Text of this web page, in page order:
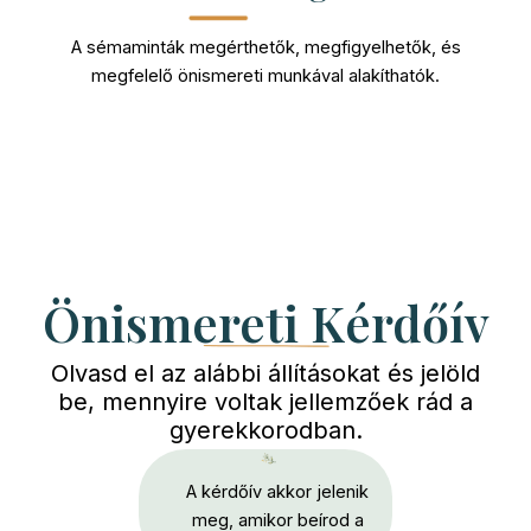
A sémaminták megérthetők, megfigyelhetők, és
megfelelő önismereti munkával alakíthatók.
Önismereti Kérdőív
Olvasd el az alábbi állításokat és jelöld
be, mennyire voltak jellemzőek rád a
gyerekkorodban.
A kérdőív akkor jelenik
meg, amikor beírod a